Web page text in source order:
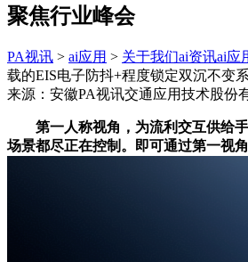
聚焦行业峰会
PA视讯 > ai应用 > 关于我们ai资讯ai应
载的EIS电子防抖+程度锁定双沉不变
来源：安徽PA视讯交通应用技术股份
第一人称视角，为流利交互供给手
场景都尽正在控制。即可通过第一视